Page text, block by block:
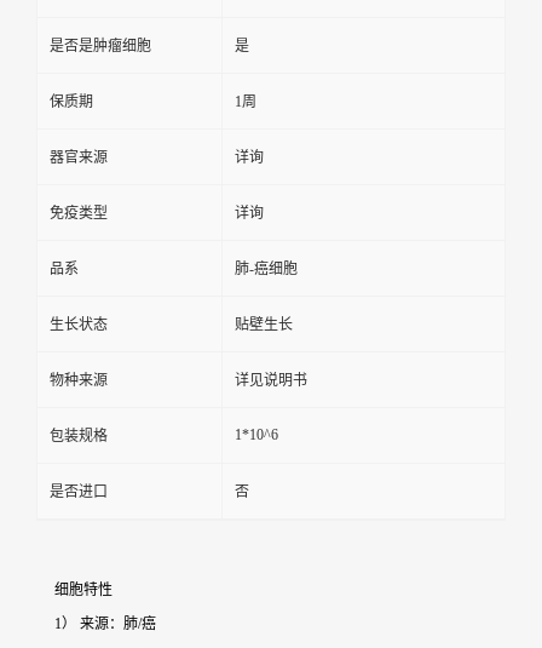
是否是肿瘤细胞 是
保质期 1周
器官来源 详询
免疫类型 详询
品系 肺-癌细胞
生长状态 贴壁生长
物种来源 详见说明书
包装规格 1*10^6
是否进口 否
细胞特性
1） 来源：肺/癌